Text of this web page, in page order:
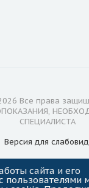
Все права
СПЕЦИАЛИСТА
Версия для
Лицензии
сайта и его
пользователями